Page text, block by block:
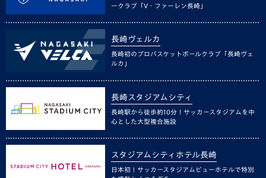
ークラブ「V・ファーレン長崎」
長崎ヴェルカ
長崎初のプロバスケットボールクラブ「長崎ヴェ
ルカ」
長崎スタジアムシティ
長崎駅から徒歩約10分！サッカースタジアムを中
心とした大型複合施設
スタジアムシティホテル長崎
日本初！サッカースタジアムビューホテルで特別